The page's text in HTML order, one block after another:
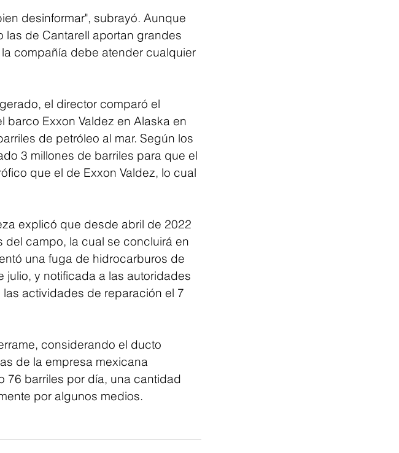
desinformar", subrayó. Aunque
de Cantarell aportan grandes
compañía debe atender cualquier
el director comparó el
barco Exxon Valdez en Alaska en
de petróleo al mar. Según los
3 millones de barriles para que el
que el de Exxon Valdez, lo cual
explicó que desde abril de 2022
campo, la cual se concluirá en
una fuga de hidrocarburos de
julio, y notificada a las autoridades
actividades de reparación el 7
considerando el ducto
de la empresa mexicana
76 barriles por día, una cantidad
por algunos medios.